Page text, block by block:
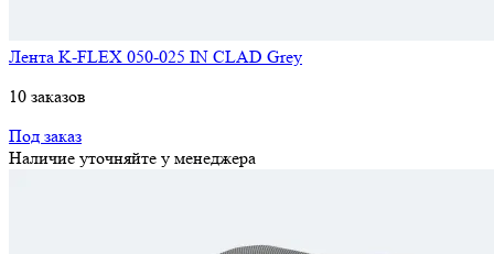
Лента K-FLEX 050-025 IN CLAD Grey
10 заказов
Под заказ
Наличие уточняйте у менеджера